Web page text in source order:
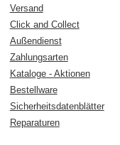
Versand
Click and Collect
Außendienst
Zahlungsarten
Kataloge - Aktionen
Bestellware
Sicherheitsdatenblätter
Reparaturen